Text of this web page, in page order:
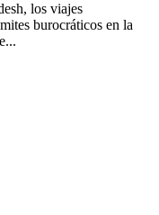
los viajes
burocráticos en la